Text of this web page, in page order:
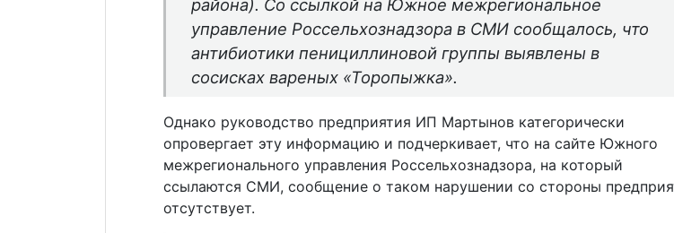
района). Со ссылкой на Южное межрегиональное
управление Россельхознадзора в СМИ сообщалось, что
антибиотики пенициллиновой группы выявлены в
сосисках вареных «Торопыжка».
Однако руководство предприятия ИП Мартынов категорически
опровергает эту информацию и подчеркивает, что на сайте Южного
межрегионального управления Россельхознадзора, на который
ссылаются СМИ, сообщение о таком нарушении со стороны
отсутствует.